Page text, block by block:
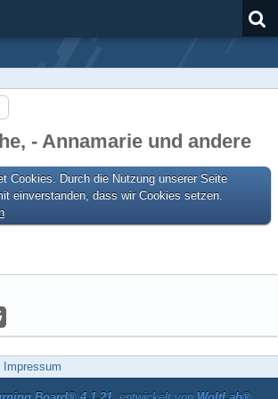
- Annamarie und andere
Cookies. Durch die Nutzung unserer Seite
einverstanden, dass wir Cookies setzen.
Impressum